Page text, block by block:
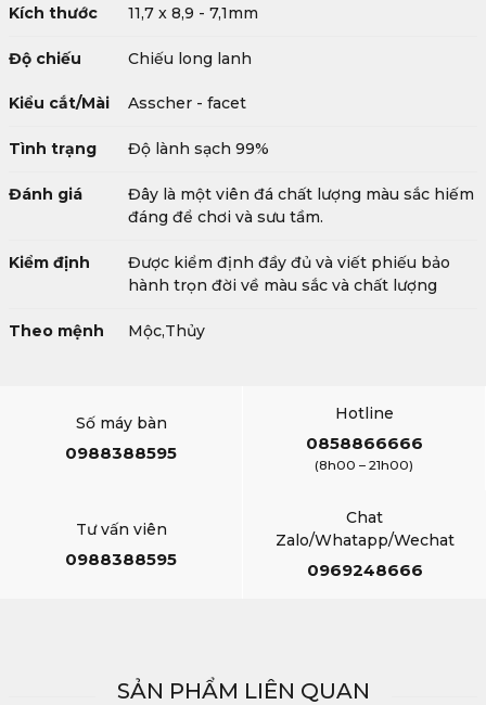
Kích thước 11,7 x 8,9 - 7,1mm
Độ chiếu Chiếu long lanh
Kiểu cắt/Mài Asscher - facet
Tình trạng Độ lành sạch 99%
Đánh giá
Đây là một viên đá chất lượng màu sắc hiếm
đáng để chơi và sưu tầm.
Kiểm định
Được kiểm định đầy đủ và viết phiếu bảo
hành trọn đời về màu sắc và chất lượng
Theo mệnh Mộc,Thủy
Số máy bàn
0988388595
Hotline
0858866666
(8h00 – 21h00)
Tư vấn viên
0988388595
Chat
Zalo/Whatapp/Wechat
0969248666
SẢN PHẨM LIÊN QUAN